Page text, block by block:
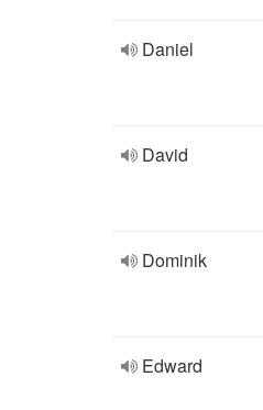
Daniel
David
Dominik
Edward